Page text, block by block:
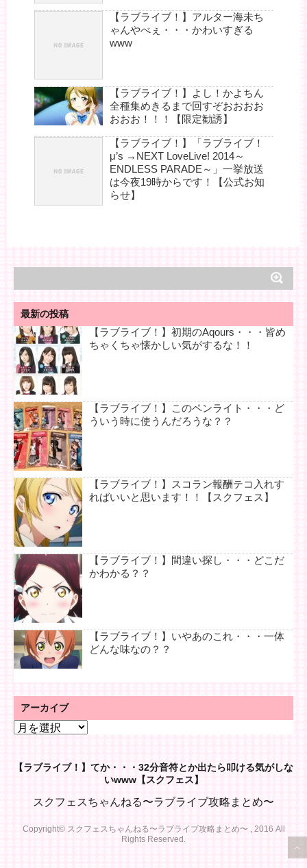
【ラブライブ！】アルター海未ち
ゃんやべぇ・・・かわいすぎる
www
【ラブライブ！】よし！かよちん
全種集めきるまで回すぞおおおお
おおお！！！【限定勧誘】
【ラブライブ！】「ラブライブ！
μ’s →NEXT LoveLive! 2014～
ENDLESS PARADE～」一挙放送
は今夜19時からです！【公式お知
らせ】
最新の投稿
【ラブライブ！】初期のAqours・・・皆め
ちゃくちゃ懐かしい気がするな！！
【ラブライブ！】このペンライト・・・ど
ういう時に使うんだろうな？？
【ラブライブ！】スコラン報酬テコ入れす
ればいいと思います！！【スクフェス】
【ラブライブ！】間違い探し・・・どこだ
かわかる？？
【ラブライブ！】いやあのこれ・・・一体
どんな味なの？？
アーカイブ
ア
イ
【ラブライブ！】てか・・・32分音符とか出たら叩ける気がしな
いwww【スクフェス】
スクフェスちゃんねる〜ラブライブ攻略まとめ〜
Copyright© スクフェスちゃんねる〜ラブライブ攻略まとめ〜 , 2016 All
Rights Reserved.